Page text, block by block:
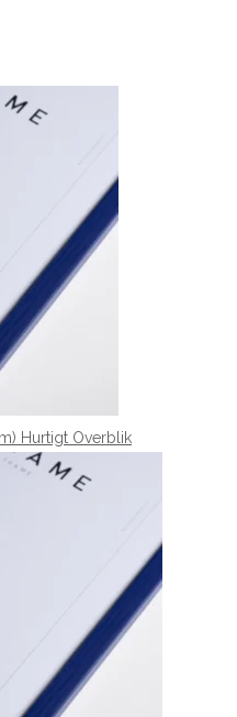
Hurtigt Overblik